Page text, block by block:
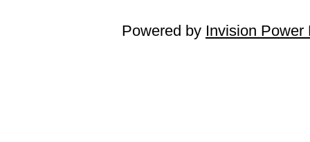
Powered by Invision Power